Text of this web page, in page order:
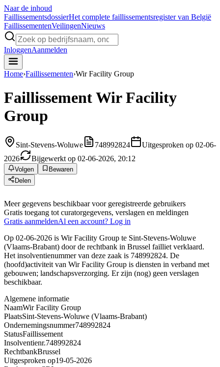
Naar de inhoud
FaillissementsdossierHet complete faillissementsregister van België
FaillissementenVeilingenNieuws
InloggenAanmelden
Home›Faillissementen›Wir Facility Group
FaillissementWir Facility
Group
Sint-Stevens-Woluwe 748992824
Uitgesproken op 02-06-
2026
Bijgewerkt op 02-06-2026, 20:12
Volgen
Bewaren
Delen
Meer gegevens beschikbaar voor geregistreerde gebruikers
Gratis toegang tot curatorgegevens, verslagen en meldingen
Gratis aanmeldenAl een account? Log in
Op 02-06-2026 is Wir Facility Group te Sint-Stevens-Woluwe
(Vlaams-Brabant) door de rechtbank in Brussel failliet verklaard.
Het insolventienummer van deze zaak is 748992824. De
(hoofd)activiteit van Wir Facility Group is diensten in verband met
gebouwen; landschapsverzorging. Er zijn (nog) geen verslagen
beschikbaar.
Algemene informatie
NaamWir Facility Group
PlaatsSint-Stevens-Woluwe (Vlaams-Brabant)
Ondernemingsnummer748992824
StatusFaillissement
Insolventienr.748992824
RechtbankBrussel
Uitgesproken op19-05-2026